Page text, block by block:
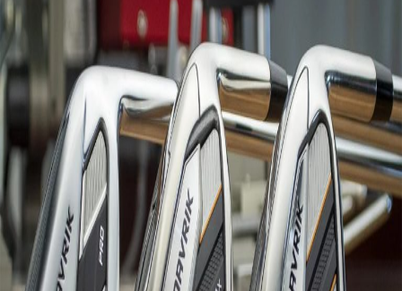
HYBRIDS ハイブリッド
IRONS アイアン
WEDGES ウェッジ
PUTTERS パター
OTHER その他
Editor’s Picks 編集部のおすすめ
Our Team 私たちのチーム
Our Mission 私たちの使命